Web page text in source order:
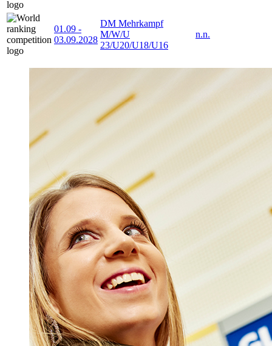
01.09 -
03.09.2028
DM Mehrkampf
M/W/U
23/U20/U18/U16
n.n.